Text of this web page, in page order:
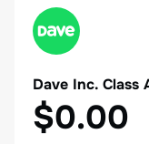
Dave Inc. Class
$0.00